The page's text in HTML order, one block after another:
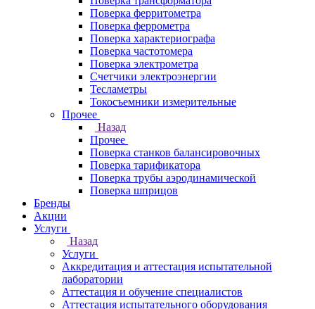
Поверка ферритометра
Поверка феррометра
Поверка характериографа
Поверка частотомера
Поверка электрометра
Счетчики электроэнергии
Тесламетры
Токосъемники измерительные
Прочее
Назад
Прочее
Поверка станков балансировочных
Поверка тарификатора
Поверка трубы аэродинамической
Поверка шприцов
Бренды
Акции
Услуги
Назад
Услуги
Аккредитация и аттестация испытательной
лаборатории
Аттестация и обучение специалистов
Аттестация испытательного оборудования